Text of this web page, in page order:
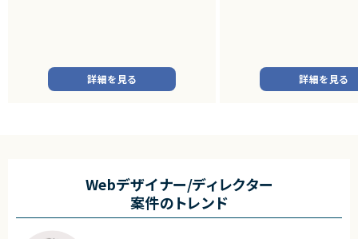
Webデザイナー/ディレクター×Java案件一覧
Webデザイナー/ディレクター×Laravel案件一覧
■業務内容
・SAP BWの既存データモデルおよび帳票出
び帳票出力基盤の構築
・各種データ検証、テスト対応
・周辺システムとのデータ連携設計および実
装支援
詳細を見る
バーの開発
・ソフトウェア評価および不
■募集背景
・開発体制強化に伴う増員募
■担当工程
詳細を見る
Webデザイナー/ディレクター
案件のトレンド